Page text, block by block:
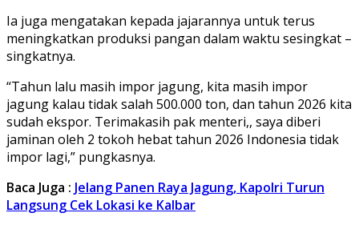
Ia juga mengatakan kepada jajarannya untuk terus
meningkatkan produksi pangan dalam waktu sesingkat –
singkatnya.
“Tahun lalu masih impor jagung, kita masih impor
jagung kalau tidak salah 500.000 ton, dan tahun 2026 kita
sudah ekspor. Terimakasih pak menteri,, saya diberi
jaminan oleh 2 tokoh hebat tahun 2026 Indonesia tidak
impor lagi,” pungkasnya.
Baca Juga : Jelang Panen Raya Jagung, Kapolri Turun
Langsung Cek Lokasi ke Kalbar